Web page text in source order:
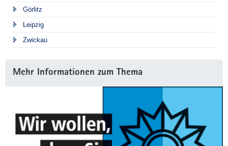
Görlitz
Leipzig
Zwickau
Mehr Informationen zum Thema